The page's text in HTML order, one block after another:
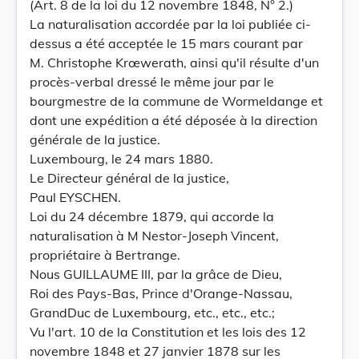
(Art. 8 de la loi du 12 novembre 1848, N° 2.)
La naturalisation accordée par la loi publiée ci-
dessus a été acceptée le 15 mars courant par
M. Christophe Krœwerath, ainsi qu'il résulte d'un
procès-verbal dressé le même jour par le
bourgmestre de la commune de Wormeldange et
dont une expédition a été déposée à la direction
générale de la justice.
Luxembourg, le 24 mars 1880.
Le Directeur général de la justice,
Paul EYSCHEN.
Loi du 24 décembre 1879, qui accorde la
naturalisation à M Nestor-Joseph Vincent,
propriétaire à Bertrange.
Nous GUILLAUME III, par la grâce de Dieu,
Roi des Pays-Bas, Prince d'Orange-Nassau,
GrandDuc de Luxembourg, etc., etc., etc.;
Vu l'art. 10 de la Constitution et les lois des 12
novembre 1848 et 27 janvier 1878 sur les